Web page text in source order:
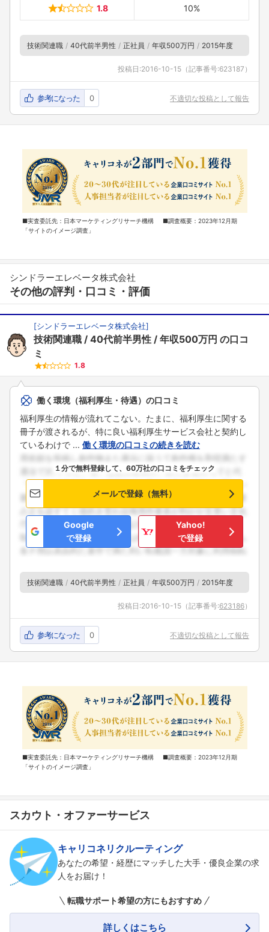
1.8 10%
技術関連職 40代前半男性 正社員 年収500万円 2015年度
投稿日:2016-10-15 （記事番号:623187）
参考になった 0 不適切な投稿として報告
■実査委託先：日本マーケティングリサーチ機構 ■調査概要：2023年12月期
「サイトのイメージ調査」
シンドラーエレベータ株式会社
その他の評判・口コミ・評価
[シンドラーエレベータ株式会社]
技術関連職 40代前半男性 年収500万円 の口コ
ミ
1.8
働く環境（福利厚生・待遇）の口コミ
福利厚生の情報が流れてこない。たまに、福利厚生に関する
冊子が渡されるが、特に良い福利厚生サービス会社と契約し
ているわけで ... 働く環境の口コミの続きを読む
１分で無料登録して、60万社の口コミをチェック
メールで登録（無料）
Google
で登録
Yahoo!
で登録
技術関連職 40代前半男性 正社員 年収500万円 2015年度
投稿日:2016-10-15 （記事番号:623186）
参考になった 0 不適切な投稿として報告
■実査委託先：日本マーケティングリサーチ機構 ■調査概要：2023年12月期
「サイトのイメージ調査」
スカウト・オファーサービス
キャリコネリクルーティング
あなたの希望・経歴にマッチした大手・優良企業の求
人をお届け！
転職サポート希望の方にもおすすめ
詳しくはこちら